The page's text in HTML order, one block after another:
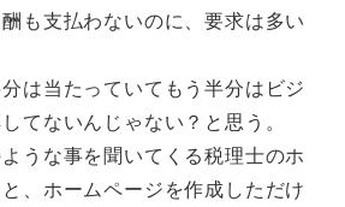
も支払わないのに、要求は多い
は当たっていてもう半分はビジ
てないんじゃない？と思う。
うな事を聞いてくる税理士のホ
、ホームページを作成しただけ